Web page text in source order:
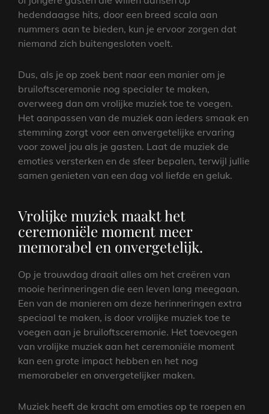
hedendaagse hits, door een breed scala aan
nummers aan te bieden, kun je ervoor zorgen dat
niemand zich buitengesloten voelt.
Dus, als je op zoek bent naar een manier om je
bruiloftsceremonie nog specialer te maken,
overweeg dan om vrolijke muziek toe te voegen.
Het aanpassen van de muziek aan ieders smaak en
stemming zorgt voor een onvergetelijke ervaring
voor zowel jou als je gasten. Laat de muziek de
emoties versterken en de sfeer bepalen, terwijl jullie
samen genieten van een dag vol liefde en geluk.
Vrolijke muziek maakt het
ceremoniële moment meer
memorabel en onvergetelijk.
Op je trouwdag draait alles om het creëren van
mooie herinneringen die een leven lang meegaan.
Een van de manieren om deze herinneringen extra
speciaal te maken, is door vrolijke muziek toe te
voegen aan je bruiloftsceremonie. Het toevoegen
van vrolijke muziek aan het ceremoniële moment
kan een grote impact hebben en het nog
memorabeler en onvergetelijker maken.
Muziek heeft de kracht om emoties op te roepen en